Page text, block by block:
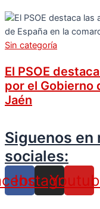
Sin categoría
El PSOE
por el Gobierno
Jaén
Siguenos en
sociales:
Instagram